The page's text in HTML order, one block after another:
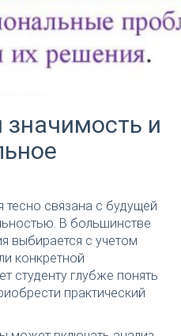
значимость и
тесно связана с будущей
В большинстве
выбирается с учетом
конкретной
студенту глубже понять
практический